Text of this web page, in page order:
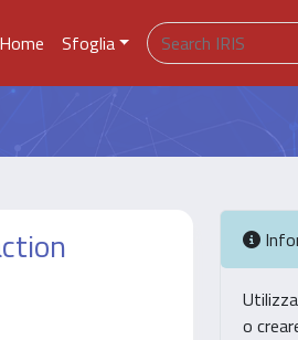
Home Sfoglia
o